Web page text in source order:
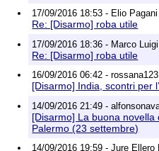
17/09/2016 18:53 - Elio Pagani
Re: [Disarmo] roba utile
17/09/2016 18:36 - Marco
Re: [Disarmo] roba utile
16/09/2016 06:42 -
[Disarmo] India, scontri per
14/09/2016 21:49 -
[Disarmo] La buona novella
Palermo (23 settembre)
14/09/2016 19:59 - Jure Ellero